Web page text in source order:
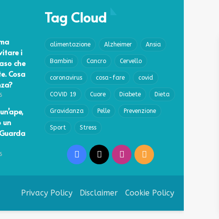
i
che
Cosa
un
Tag Cloud
alimentazione Alzheimer Ansia
Bambini Cancro Cervello
coronavirus cosa-fare covid
COVID 19 Cuore Diabete Dieta
Gravidanza Pelle Prevenzione
Sport Stress
Facebook Instagram
RSS
Privacy Policy Disclaimer Cookie Policy